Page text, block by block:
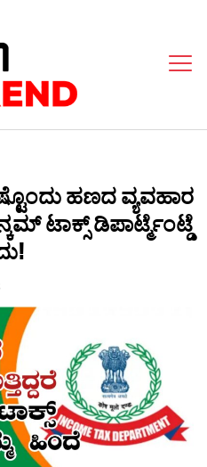
ಹಣದ ವ್ಯವಹಾರ
ಟಾಕ್ಸ್ ಡಿಪಾರ್ಟ್ಮೆಂಟ್ಡೆ